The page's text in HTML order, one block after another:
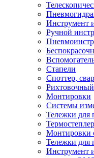
Инструмент
Ручной
Стапели
Споттер,
Монтировки
Системы
Тележки для
Монтировки
Тележки для
Инструмент